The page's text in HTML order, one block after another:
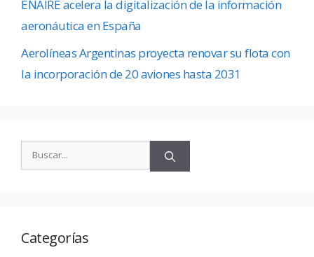
ENAIRE acelera la digitalización de la información
aeronáutica en España
Aerolíneas Argentinas proyecta renovar su flota con
la incorporación de 20 aviones hasta 2031
Categorías